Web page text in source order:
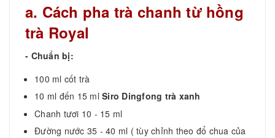
a. Cách pha trà chanh từ hồng
trà Royal
- Chuẩn bị:
100 ml cốt trà
10 ml đến 15 ml Siro Dingfong trà xanh
Chanh tươi 10 - 15 ml
Đường nước 35 - 40 ml ( tùy chỉnh theo đổ chua của